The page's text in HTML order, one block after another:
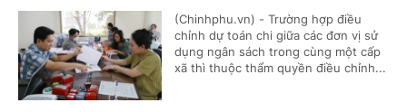
(Chinhphu.vn) - Trường hợp điều
chỉnh dự toán chi giữa các đơn vị sử
dụng ngân sách trong cùng một cấp
xã thì thuộc thẩm quyền điều chỉnh...